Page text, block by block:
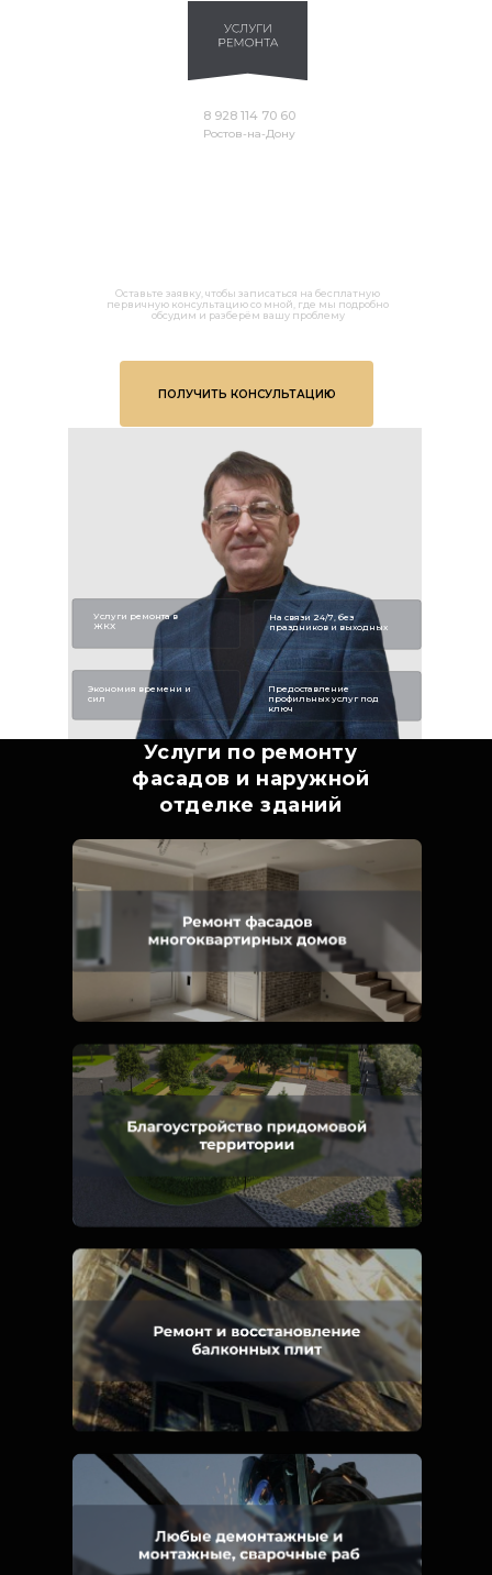
8 928 114 70 60
Оставьте заявку, чтобы записаться на бесплатную
первичную консультацию со мной, где мы подробно
обсудим и разберём вашу проблему
Ростов-на-Дону
Оставьте заявку, чтобы записаться на бесплатную
первичную консультацию со мной, где мы подробно
обсудим и разберём вашу проблему
ПОЛУЧИТЬ КОНСУЛЬТАЦИЮ
Услуги ремонта в
ЖКХ
На связи 24/7, без
праздников и выходных
Экономия времени и
сил
Предоставление
профильных услуг под
ключ
8 928 114 70 60
Услуги по ремонту
фасадов и наружной
отделке зданий